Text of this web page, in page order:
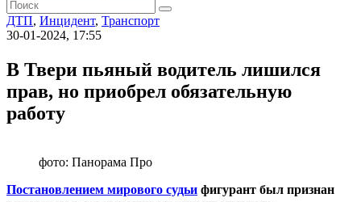
ДТП, Инцидент, Транспорт
30-01-2024, 17:55
В Твери пьяный водитель лишился
прав, но приобрел обязательную
работу
фото: Панорама Про
Постановлением мирового судьи фигурант был признан